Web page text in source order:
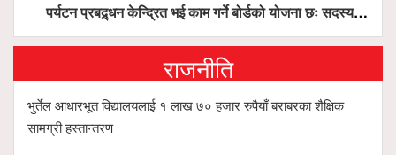
पर्यटन प्रबद्र्धन केन्द्रित भई काम गर्ने बोर्डको योजना छः सदस्य पोखरेल, चलिय पोखरालाई थप प्रभावकारी बनाउन होटल संघको माग
राजनीति
भुर्तेल आधारभूत विद्यालयलाई १ लाख ७० हजार रुपैयाँ बराबरका शैक्षिक
सामग्री हस्तान्तरण